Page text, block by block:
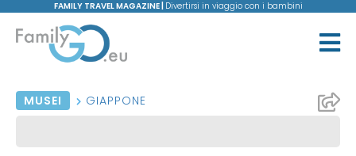
FAMILY TRAVEL MAGAZINE | Divertirsi in viaggio con i bambini
MUSEI GIAPPONE